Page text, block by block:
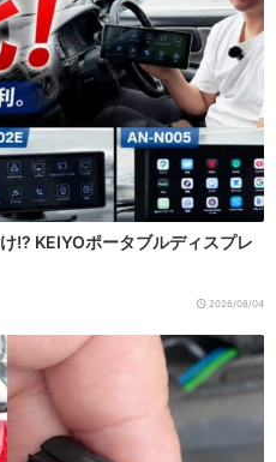
!? KEIYOポータブルディスプレ
2026/08/04